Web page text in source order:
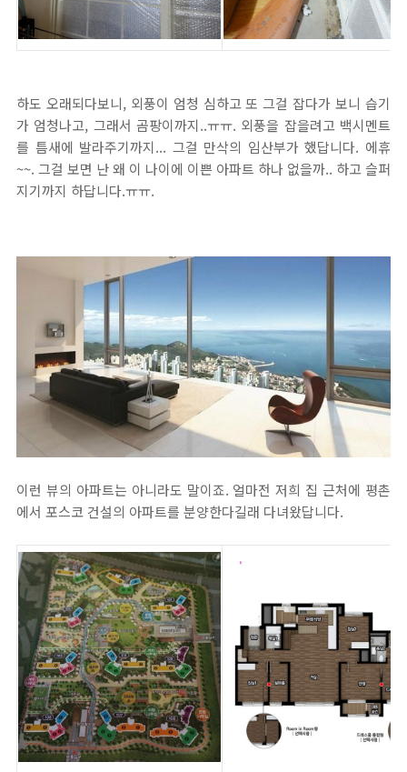
하도 오래되다보니, 외풍이 엄청 심하고 또 그걸 잡다가 보니 습기
가 엄청나고, 그래서 곰팡이까지..ㅠㅠ. 외풍을 잡을려고 백시멘트
를 틈새에 발라주기까지... 그걸 만삭의 임산부가 했답니다. 에휴
~~. 그걸 보면 난 왜 이 나이에 이쁜 아파트 하나 없을까.. 하고 슬퍼
지기까지 하답니다.ㅠㅠ.
이런 뷰의 아파트는 아니라도 말이죠. 얼마전 저희 집 근처에 평촌
에서 포스코 건설의 아파트를 분양한다길래 다녀왔답니다.